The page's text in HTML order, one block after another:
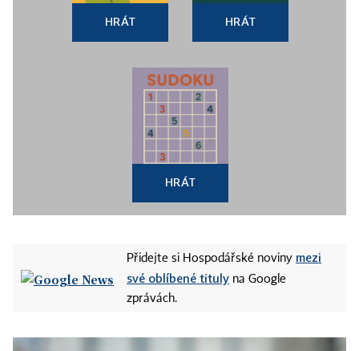
HRÁT HRÁT
HRÁT
Přidejte si Hospodářské noviny mezi
své oblíbené tituly na Google
zprávách.